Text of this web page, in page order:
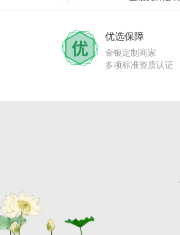
优选保障
金银定制商家
多项标准资质认证